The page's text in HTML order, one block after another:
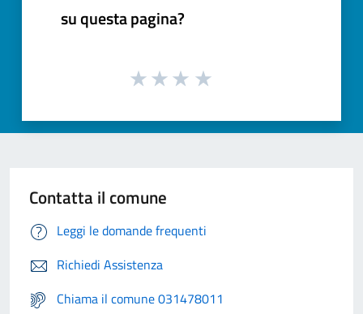
su questa pagina?
Contatta il comune
Leggi le domande frequenti
Richiedi Assistenza
Chiama il comune 031478011